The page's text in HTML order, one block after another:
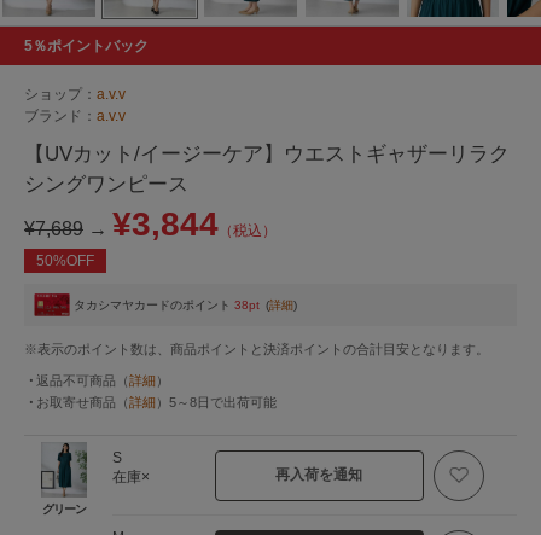
5％ポイントバック
ショップ： a.v.v
ブランド： a.v.v
【UVカット/イージーケア】ウエストギャザーリラク
シングワンピース
¥7,689 → ¥3,844 （税込）
50%OFF
タカシマヤカードのポイント 38pt (詳細)
※表示のポイント数は、商品ポイントと決済ポイントの合計目安となります。
返品不可商品 （詳細 ）
お取寄せ商品 （詳細 ） 5～8日 で出荷可能
グリーン
S
在庫×
再入荷を通知